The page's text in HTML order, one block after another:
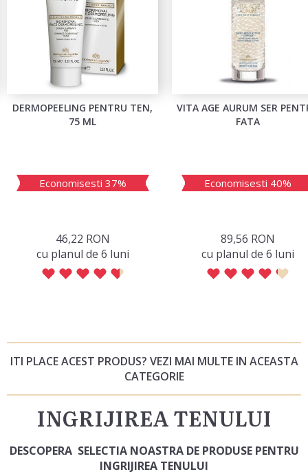
DERMOPEELING PENTRU TEN,
75 ML
Economisesti 37%
46,22 RON
сu planul de 6 luni
VITA AGE AURUM SER
FATA
Economisesti 40%
89,56 RON
сu planul de 6 luni
ITI PLACE ACEST PRODUS? VEZI MAI MULTE IN ACEASTA
CATEGORIE
INGRIJIREA TENULUI
DESCOPERA SELECTIA NOASTRA DE PRODUSE PENTRU
INGRIJIREA TENULUI